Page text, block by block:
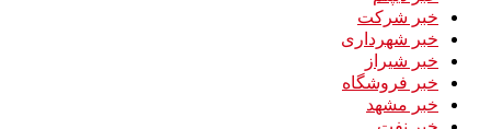
خبر شرکت
خبر شهرداری
خبر شیراز
خبر فروشگاه
خبر مشهد